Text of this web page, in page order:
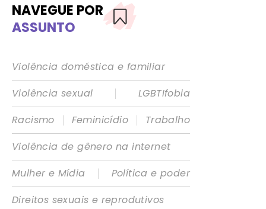
NAVEGUE POR
ASSUNTO
Violência doméstica e familiar
Violência sexual
|
LGBTIfobia
Racismo
| Feminicídio |
Trabalho
Violência de gênero na internet
Mulher e Mídia
|
Política e poder
Direitos sexuais e reprodutivos